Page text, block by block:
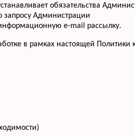
обязательства
запросу Администрации
e-mail рассылку.
в рамках настоящей